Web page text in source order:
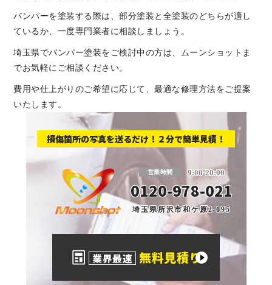
バンパーを塗装する際は、部分塗装と全塗装のどちらが適し
ているか、一度専門業者に相談しましょう。
埼玉県でバンパー塗装をご検討中の方は、ムーンショットま
でお気軽にご相談ください。
費用や仕上がりのご希望に応じて、最適な修理方法をご提案
いたします。
損傷箇所の写真を送るだけ！２分で簡単見積！
板金塗装と車の傷修理を格安で 東
営業時間 9:00-20:00
0120-978-021
埼玉県所沢市和ケ原2-195
業界最速 無料見積り